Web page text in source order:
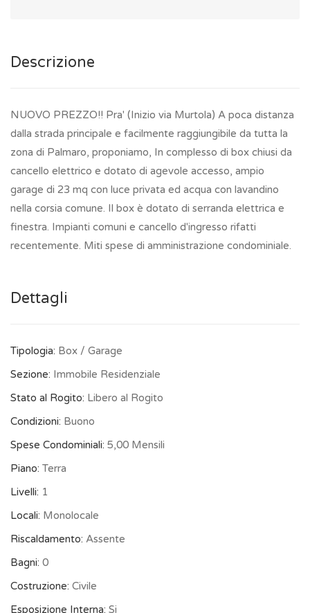
Descrizione
NUOVO PREZZO!! Pra' (Inizio via Murtola) A poca distanza
dalla strada principale e facilmente raggiungibile da tutta la
zona di Palmaro, proponiamo, In complesso di box chiusi da
cancello elettrico e dotato di agevole accesso, ampio
garage di 23 mq con luce privata ed acqua con lavandino
nella corsia comune. Il box è dotato di serranda elettrica e
finestra. Impianti comuni e cancello d'ingresso rifatti
recentemente. Miti spese di amministrazione condominiale.
Dettagli
Tipologia: Box / Garage
Sezione: Immobile Residenziale
Stato al Rogito: Libero al Rogito
Condizioni: Buono
Spese Condominiali: 5,00 Mensili
Piano: Terra
Livelli: 1
Locali: Monolocale
Riscaldamento: Assente
Bagni: 0
Costruzione: Civile
Esposizione Interna: Si